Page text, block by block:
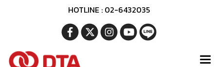
HOTLINE : 02-6432035